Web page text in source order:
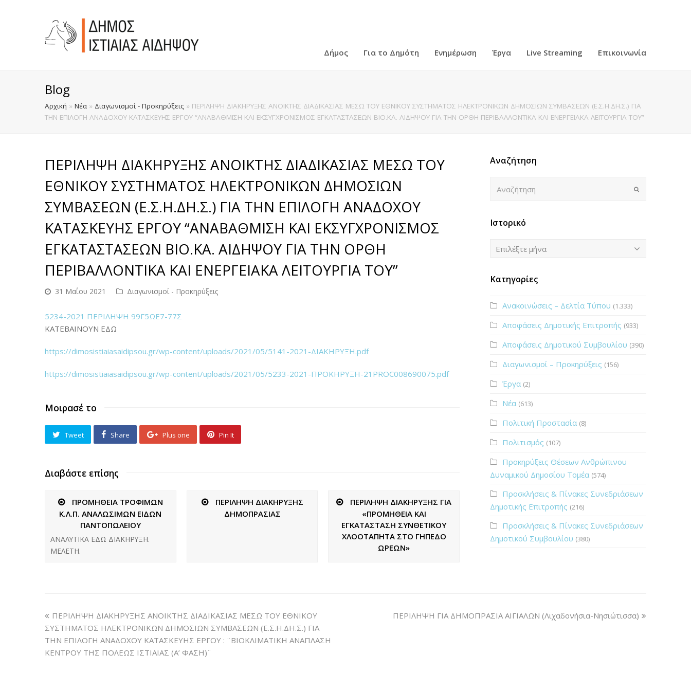
Δήμος Για το Δημότη Ενημέρωση Έργα Live Streaming Επικοινωνία
Blog
Αρχική » Νέα » Διαγωνισμοί - Προκηρύξεις » ΠΕΡΙΛΗΨΗ ΔΙΑΚΗΡΥΞΗΣ ΑΝΟΙΚΤΗΣ ΔΙΑΔΙΚΑΣΙΑΣ ΜΕΣΩ ΤΟΥ ΕΘΝΙΚΟΥ ΣΥΣΤΗΜΑΤΟΣ ΗΛΕΚΤΡΟΝΙΚΩΝ ΔΗΜΟΣΙΩΝ ΣΥΜΒΑΣΕΩΝ (Ε.Σ.Η.ΔΗ.Σ.) ΓΙΑ
ΤΗΝ ΕΠΙΛΟΓΗ ΑΝΑΔΟΧΟΥ ΚΑΤΑΣΚΕΥΗΣ ΕΡΓΟΥ “ΑΝΑΒΑΘΜΙΣΗ ΚΑΙ ΕΚΣΥΓΧΡΟΝΙΣΜΟΣ ΕΓΚΑΤΑΣΤΑΣΕΩΝ ΒΙΟ.ΚΑ. ΑΙΔΗΨΟΥ ΓΙΑ ΤΗΝ ΟΡΘΗ ΠΕΡΙΒΑΛΛΟΝΤΙΚΑ ΚΑΙ ΕΝΕΡΓΕΙΑΚΑ ΛΕΙΤΟΥΡΓΙΑ ΤΟΥ”
ΠΕΡΙΛΗΨΗ ΔΙΑΚΗΡΥΞΗΣ ΑΝΟΙΚΤΗΣ ΔΙΑΔΙΚΑΣΙΑΣ ΜΕΣΩ ΤΟΥ
ΕΘΝΙΚΟΥ ΣΥΣΤΗΜΑΤΟΣ ΗΛΕΚΤΡΟΝΙΚΩΝ ΔΗΜΟΣΙΩΝ
ΣΥΜΒΑΣΕΩΝ (Ε.Σ.Η.ΔΗ.Σ.) ΓΙΑ ΤΗΝ ΕΠΙΛΟΓΗ ΑΝΑΔΟΧΟΥ
ΚΑΤΑΣΚΕΥΗΣ ΕΡΓΟΥ “ΑΝΑΒΑΘΜΙΣΗ ΚΑΙ ΕΚΣΥΓΧΡΟΝΙΣΜΟΣ
ΕΓΚΑΤΑΣΤΑΣΕΩΝ ΒΙΟ.ΚΑ. ΑΙΔΗΨΟΥ ΓΙΑ ΤΗΝ ΟΡΘΗ
ΠΕΡΙΒΑΛΛΟΝΤΙΚΑ ΚΑΙ ΕΝΕΡΓΕΙΑΚΑ ΛΕΙΤΟΥΡΓΙΑ ΤΟΥ”
31 Μαΐου 2021 Διαγωνισμοί - Προκηρύξεις
5234-2021 ΠΕΡΙΛΗΨΗ 99Γ5ΩΕ7-77Σ
ΚΑΤΕΒΑΙΝΟΥΝ ΕΔΩ
https://dimosistiaiasaidipsou.gr/wp-content/uploads/2021/05/5141-2021-ΔΙΑΚΗΡΥΞΗ.pdf
https://dimosistiaiasaidipsou.gr/wp-content/uploads/2021/05/5233-2021-ΠΡΟΚΗΡΥΞΗ-21PROC008690075.pdf
Μοιρασέ το
Tweet Share Plus one Pin It
Διαβάστε επίσης
ΠΡΟΜΗΘΕΙΑ ΤΡΟΦΙΜΩΝ
Κ.Λ.Π. ΑΝΑΛΩΣΙΜΩΝ ΕΙΔΩΝ
ΠΑΝΤΟΠΩΛΕΙΟΥ
ΑΝΑΛΥΤΙΚΑ ΕΔΩ ΔΙΑΚΗΡΥΞΗ.
ΜΕΛΕΤΗ.
ΠΕΡΙΛΗΨΗ ΔΙΑΚΗΡΥΞΗΣ
ΔΗΜΟΠΡΑΣΙΑΣ
ΠΕΡΙΛΗΨΗ ΔΙΑΚΗΡΥΞΗΣ ΓΙΑ
«ΠΡΟΜΗΘΕΙΑ ΚΑΙ
ΕΓΚΑΤΑΣΤΑΣΗ ΣΥΝΘΕΤΙΚΟΥ
ΧΛΟΟΤΑΠΗΤΑ ΣΤΟ ΓΗΠΕΔΟ
ΩΡΕΩΝ»
Αναζήτηση
Ιστορικό
Ιστορικό
Επιλέξτε μήνα
Κατηγορίες
Ανακοινώσεις – Δελτία Τύπου (1.333)
Αποφάσεις Δημοτικής Επιτροπής (933)
Αποφάσεις Δημοτικού Συμβουλίου (390)
Διαγωνισμοί – Προκηρύξεις (156)
Έργα (2)
Νέα (613)
Πολιτική Προστασία (8)
Πολιτισμός (107)
Προκηρύξεις Θέσεων Ανθρώπινου
Δυναμικού Δημοσίου Τομέα (574)
Προσκλήσεις & Πίνακες Συνεδριάσεων
Δημοτικής Επιτροπής (216)
Προσκλήσεις & Πίνακες Συνεδριάσεων
Δημοτικού Συμβουλίου (380)
ΠΕΡΙΛΗΨΗ ΔΙΑΚΗΡΥΞΗΣ ΑΝΟΙΚΤΗΣ ΔΙΑΔΙΚΑΣΙΑΣ ΜΕΣΩ ΤΟΥ ΕΘΝΙΚΟΥ
ΣΥΣΤΗΜΑΤΟΣ ΗΛΕΚΤΡΟΝΙΚΩΝ ΔΗΜΟΣΙΩΝ ΣΥΜΒΑΣΕΩΝ (Ε.Σ.Η.ΔΗ.Σ.) ΓΙΑ
ΤΗΝ ΕΠΙΛΟΓΗ ΑΝΑΔΟΧΟΥ ΚΑΤΑΣΚΕΥΗΣ ΕΡΓΟΥ : ¨ΒΙΟΚΛΙΜΑΤΙΚΗ ΑΝΑΠΛΑΣΗ
ΚΕΝΤΡΟΥ ΤΗΣ ΠΟΛΕΩΣ ΙΣΤΙΑΙΑΣ (Α’ ΦΑΣΗ)¨
ΠΕΡΙΛΗΨΗ ΓΙΑ ΔΗΜΟΠΡΑΣΙΑ ΑΙΓΙΑΛΩΝ (Λιχαδονήσια-Νησιώτισσα)